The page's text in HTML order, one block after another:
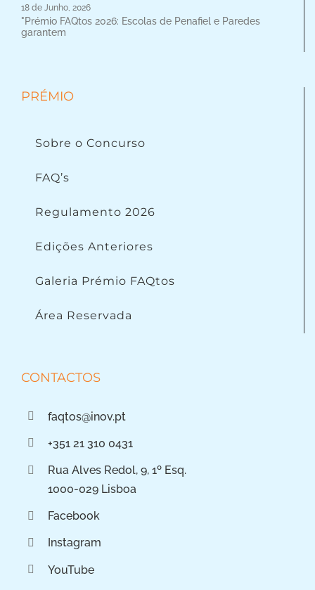
18 de Junho, 2026
"Prémio FAQtos 2026: Escolas de Penafiel e Paredes
garantem
PRÉMIO
Sobre o Concurso
FAQ’s
Regulamento 2026
Edições Anteriores
Galeria Prémio FAQtos
Área Reservada
CONTACTOS
faqtos@inov.pt
+351 21 310 0431
Rua Alves Redol, 9, 1º Esq.
1000-029 Lisboa
Facebook
Instagram
YouTube